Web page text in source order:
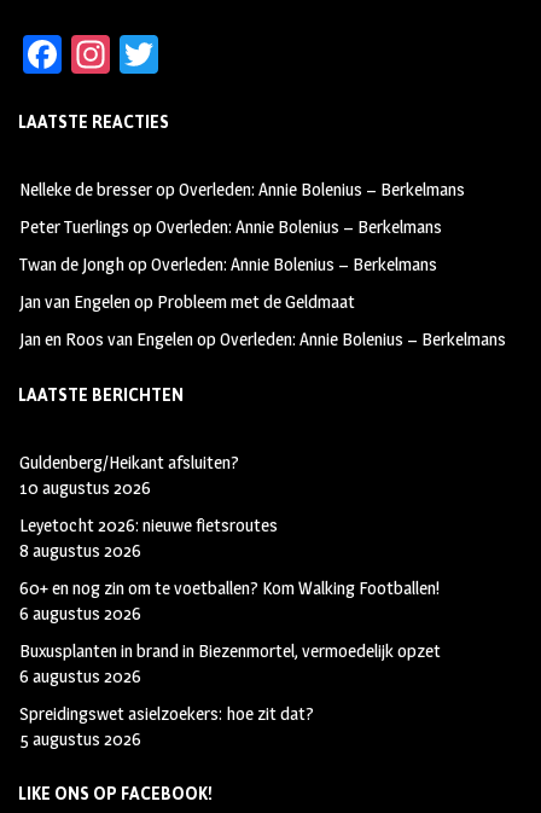
Fa
b
oo
k
In
ag
m
tt
LAATSTE REACTIES
Nelleke de bresseropOverleden: Annie Bolenius – Berkelmans
Peter Tuerlings opOverleden: Annie Bolenius – Berkelmans
Twan de JonghopOverleden: Annie Bolenius – Berkelmans
Jan van Engelenop Probleem met de Geldmaat
Jan en Roos van EngelenopOverleden: Annie Bolenius – Berkelmans
LAATSTE BERICHTEN
Guldenberg/Heikant afsluiten?
10 augustus 2026
Leyetocht 2026: nieuwe fietsroutes
8 augustus 2026
60+ en nog zin om te voetballen? Kom Walking Footballen!
6 augustus 2026
Buxusplanten in brand in Biezenmortel, vermoedelijk opzet
6 augustus 2026
Spreidingswet asielzoekers: hoe zit dat?
5 augustus 2026
LIKE ONS OP FACEBOOK!